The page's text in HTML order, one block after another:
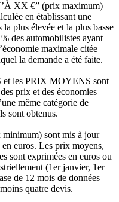
XX €” (prix maximum)
en établissant une
plus élevée et la plus basse
des automobilistes ayant
maximale citée
la demande a été faite.
les PRIX MOYENS sont
prix et des économies
même catégorie de
sont obtenus.
sont mis à jour
euros. Les prix moyens,
sont exprimées en euros ou
(1er janvier, 1er
de 12 mois de données
quatre devis.